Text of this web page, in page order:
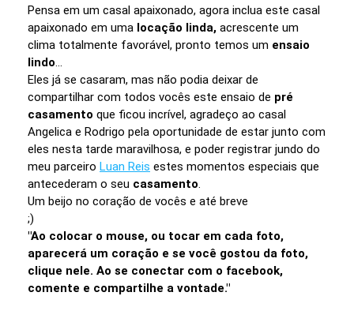
Pensa em um casal apaixonado, agora inclua este casal
apaixonado em uma locação linda, acrescente um
clima totalmente favorável, pronto temos um ensaio
lindo...
Eles já se casaram, mas não podia deixar de
compartilhar com todos vocês este ensaio de pré
casamento que ficou incrível, agradeço ao casal
Angelica e Rodrigo pela oportunidade de estar junto com
eles nesta tarde maravilhosa, e poder registrar jundo do
meu parceiro Luan Reis estes momentos especiais que
antecederam o seu casamento.
Um beijo no coração de vocês e até breve
;)
"Ao colocar o mouse, ou tocar em cada foto,
aparecerá um coração e se você gostou da foto,
clique nele. Ao se conectar com o facebook,
comente e compartilhe a vontade."